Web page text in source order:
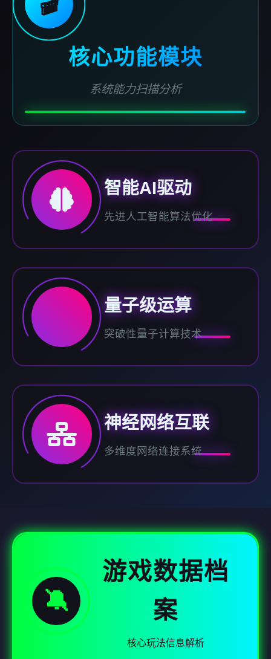
核心功能模块
系统能力扫描分析
智能AI驱动
先进人工智能算法优化
量子级运算
突破性量子计算技术
神经网络互联
多维度网络连接系统
🔕
游戏数据档
案
核心玩法信息解析